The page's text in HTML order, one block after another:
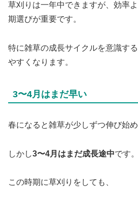
草刈りは一年中できますが、効率
期選びが重要です。
特に雑草の成長サイクルを意識す
やすくなります。
3〜4月はまだ早い
春になると雑草が少しずつ伸び始め
しかし3〜4月はまだ成長途中です。
この時期に草刈りをしても、